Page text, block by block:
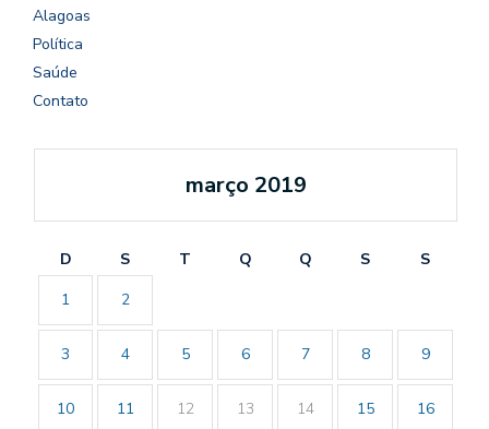
Alagoas
Política
Saúde
Contato
março 2019
D S T Q Q S
S
1
2
3 4 5 6 7 8 9
10 11 12 13 14 15 16